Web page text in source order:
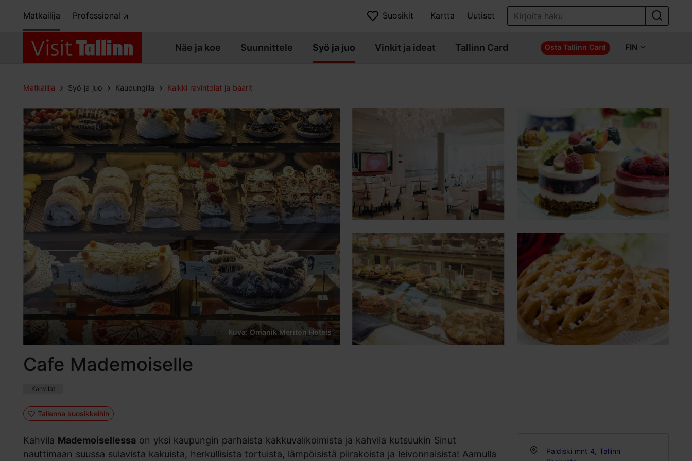
Matkailija Professional Suosikit Kartta Uutiset
Näe ja koe Suunnittele Syö ja juo Vinkit ja ideat Tallinn Card Osta Tallinn Card FIN
Matkailija Syö ja juo Kaupungilla Kaikki ravintolat ja baarit
Kuva: Omanik Meriton Hotels
Cafe Mademoiselle
Kahvilat
Tallenna suosikkeihin
Kahvila Mademoisellessa on yksi kaupungin parhaista kakkuvalikoimista ja kahvila kutsuukin Sinut
nauttimaan suussa sulavista kakuista, herkullisista tortuista, lämpöisistä piirakoista ja leivonnaisista! Aamulla
Paldiski mnt 4, Tallinn